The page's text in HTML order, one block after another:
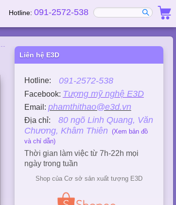
Hotline: 091-2572-538
Liên hệ E3D
Hotline: 091-2572-538
Facebook: Tượng mỹ nghệ E3D
Email: phamthithao@e3d.vn
Địa chỉ: 80 ngõ Linh Quang, Văn
Chương, Khâm Thiên (Xem bản đồ
và chỉ dẫn)
Thời gian làm việc từ 7h-22h mọi
ngày trong tuần
Shop của Cơ sở sản xuất tượng E3D